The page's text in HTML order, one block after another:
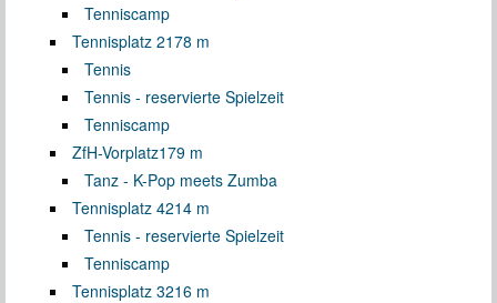
Tenniscamp
Tennisplatz 2178 m
Tennis
Tennis - reservierte Spielzeit
Tenniscamp
ZfH-Vorplatz179 m
Tanz - K-Pop meets Zumba
Tennisplatz 4214 m
Tennis - reservierte Spielzeit
Tenniscamp
Tennisplatz 3216 m